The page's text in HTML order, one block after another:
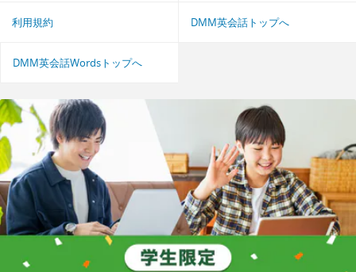
利用規約 DMM英会話トップへ
DMM英会話Wordsトップへ